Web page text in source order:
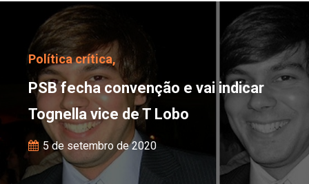
PSB fecha convenção
Política crítica,
PSB fecha convenção e vai indicar
Tognella vice de T Lobo
5 de setembro de 2020